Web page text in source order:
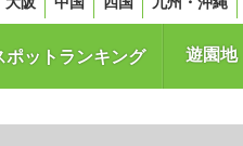
ットランキング 遊園地